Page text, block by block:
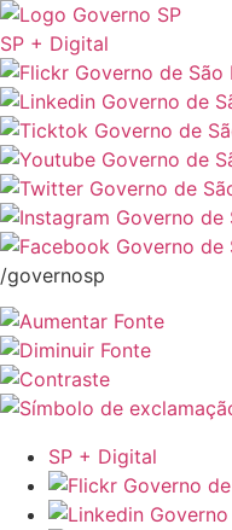
SP + Digital
/governosp
SP + Digital